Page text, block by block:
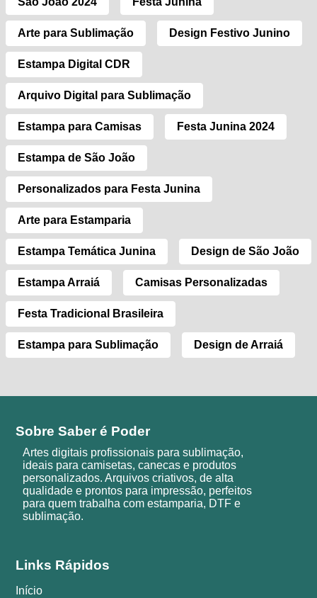
Arte para Sublimação Design Festivo Junino
Estampa Digital CDR
Arquivo Digital para Sublimação
Estampa para Camisas Festa Junina 2024
Estampa de São João
Personalizados para Festa Junina
Arte para Estamparia
Estampa Temática Junina Design de São João
Estampa Arraiá Camisas Personalizadas
Festa Tradicional Brasileira
Estampa para Sublimação Design de Arraiá
Sobre Saber é Poder
Artes digitais profissionais para sublimação,
ideais para camisetas, canecas e produtos
personalizados. Arquivos criativos, de alta
qualidade e prontos para impressão, perfeitos
para quem trabalha com estamparia, DTF e
sublimação.
Links Rápidos
Início